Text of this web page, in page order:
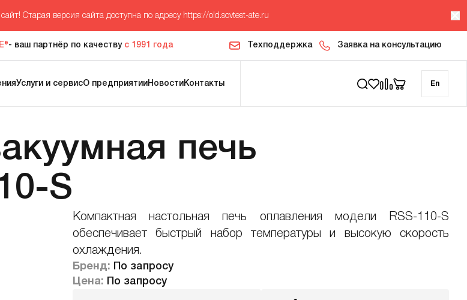
Старая версия сайта доступна по адресу https://old.sovtest-ate.ru
- ваш партнёр по качествус 1991 года Техподдержка Заявка на консультацию
Услуги и сервисО предприятииНовостиКонтакты En
печь
S
Компактная настольная печь оплавления модели RSS-110-S
обеспечивает быстрый набор температуры и высокую скорость
охлаждения.
Бренд: По запросу
Цена: По запросу